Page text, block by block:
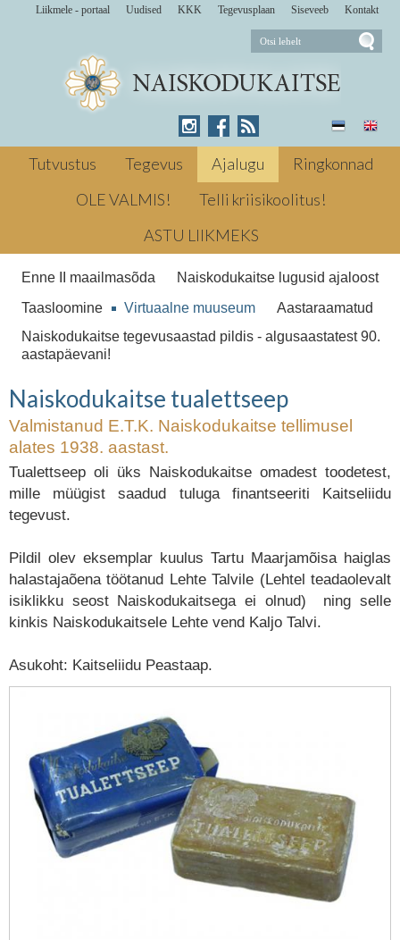
Liikmele - portaal Uudised KKK Tegevusplaan Siseveeb Kontakt
Naiskodukaitse tualettseep
Valmistanud E. T. K. Naiskodukaitse
Virtuaalne muuseum Järgmine →
Naiskodukaitse serviisNaiskodukaitse
Tutvustus Tegevus Ajalugu
Ringkonnad
OLE VALMIS!
Telli kriisikoolitus!
ASTU LIIKMEKS
Enne II maailmasõda
Naiskodukaitse lugusid ajaloost
Taasloomine
Virtuaalne muuseum
Aastaraamatud
Naiskodukaitse tegevusaastad pildis - algusaastatest 90.
aastapäevani!
Naiskodukaitse tualettseep
Valmistanud E.T.K. Naiskodukaitse tellimusel
alates 1938. aastast.
Tualettseep oli üks Naiskodukaitse omadest toodetest,
mille müügist saadud tuluga finantseeriti Kaitseliidu
tegevust.
Pildil olev eksemplar kuulus Tartu Maarjamõisa haiglas
halastajaõena töötanud Lehte Talvile (Lehtel teadaolevalt
isiklikku seost Naiskodukaitsega ei olnud) ning selle
kinkis Naiskodukaitsele Lehte vend Kaljo Talvi.
Asukoht: Kaitseliidu Peastaap.